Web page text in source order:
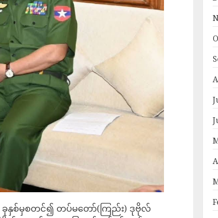
နှစ်မှစတင်၍ တပ်မတော်(ကြည်း) ဒုဗိုလ်